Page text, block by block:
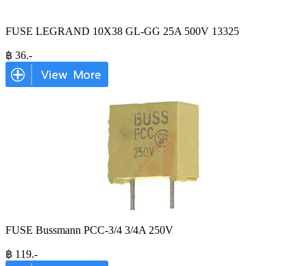
FUSE LEGRAND 10X38 GL-GG 25A 500V 13325
฿ 36.-
FUSE Bussmann PCC-3/4 3/4A 250V
฿ 119.-